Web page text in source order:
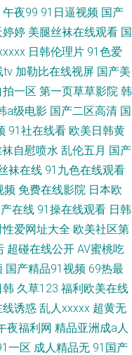
午夜99 91日逼视频 国产
婷婷 美腿丝袜在线观看 国
日韩伦理片 91色爱
tv 加勒比在线视屏 国产美
一区 第一页草草影院 韩
a级电影 国产二区高清 国
91社在线看 欧美日韩黄
自慰喷水 乱伦五月 国产
袜在线 91九色在线观看
频 免费在线影院 日本欧
在线 91操在线观看 日韩
性爱网址大全 欧美社区第
超碰在线公开 AV蜜桃吃
国产精品91视频 69热最
韩 久草123 福利欧美在线
线诱惑 乱人xxxxx 超黄无
夜福利网 精品亚洲成a人
一区 成人精品无 91国产